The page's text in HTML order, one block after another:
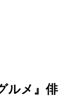
ルメ』俳